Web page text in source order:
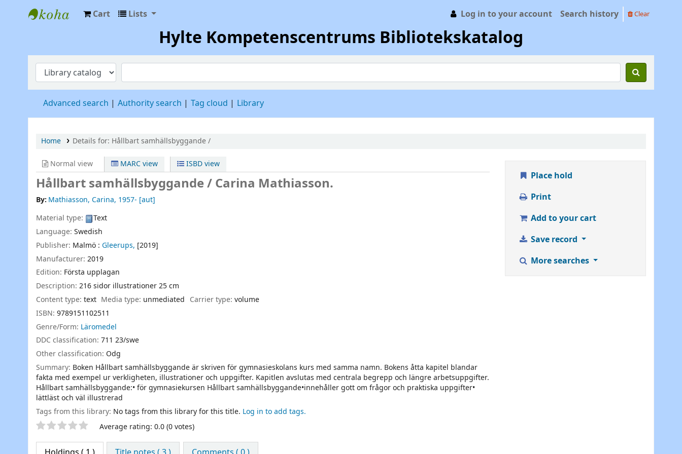
Cart Lists Log in to your account Search history Clear
Hylte Kompetenscentrums Bibliotekskatalog
Advanced search Authority search Tag cloud Library
Home Details for: Hållbart samhällsbyggande /
Normal view MARC view ISBD view
Hållbart samhällsbyggande /Carina Mathiasson.
By: Mathiasson, Carina, 1957- [aut]
Material type:
Text
Language: Swedish
Publisher: Malmö : Gleerups, [2019]
Manufacturer: 2019
Edition: Första upplagan
Description: 216 sidor illustrationer 25 cm
Content type: text Media type: unmediated Carrier type: volume
ISBN: 9789151102511
Genre/Form: Läromedel
DDC classification: 711 23/swe
Other classification: Odg
Summary: Boken Hållbart samhällsbyggande är skriven för gymnasieskolans kurs med samma namn. Bokens åtta kapitel blandar
fakta med exempel ur verkligheten, illustrationer och uppgifter. Kapitlen avslutas med centrala begrepp och längre arbetsuppgifter.
Hållbart samhällsbyggande:• för gymnasiekursen Hållbart samhällsbyggande•innehåller gott om frågor och praktiska uppgifter•
lättläst och väl illustrerad
Tags from this library: No tags from this library for this title. Log in to add tags.
Star ratings Average rating: 0.0 (0 votes)
Place hold
Print
Add to your cart
Save record
More searches